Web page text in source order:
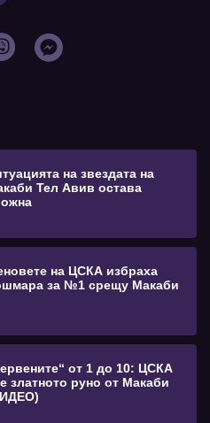
на звездата на
Тел Авив остава
на ЦСКА избраха
за №1 срещу Макаби
от 1 до 10: ЦСКА
златното руно от Макаби